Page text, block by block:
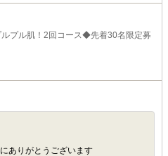
ルプル肌！2回コース◆先着30名限定募
ありがとうございます